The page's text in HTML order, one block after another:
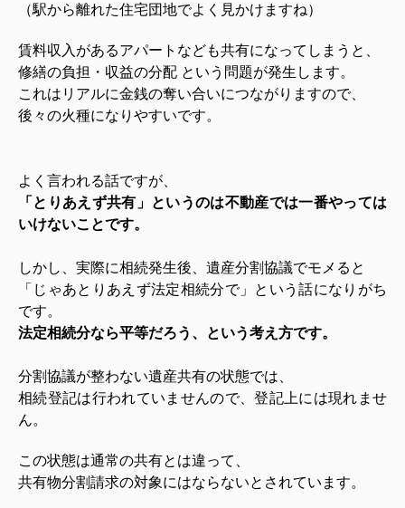
（駅から離れた住宅団地でよく見かけますね）
賃料収入があるアパートなども共有になってしまうと、
修繕の負担・収益の分配 という問題が発生します。
これはリアルに金銭の奪い合いにつながりますので、
後々の火種になりやすいです。
よく言われる話ですが、
「とりあえず共有」というのは不動産では一番やっては
いけないことです。
しかし、実際に相続発生後、遺産分割協議でモメると
「じゃあとりあえず法定相続分で」という話になりがち
です。
法定相続分なら平等だろう、という考え方です。
分割協議が整わない遺産共有の状態では、
相続登記は行われていませんので、登記上には現れませ
ん。
この状態は通常の共有とは違って、
共有物分割請求の対象にはならないとされています。